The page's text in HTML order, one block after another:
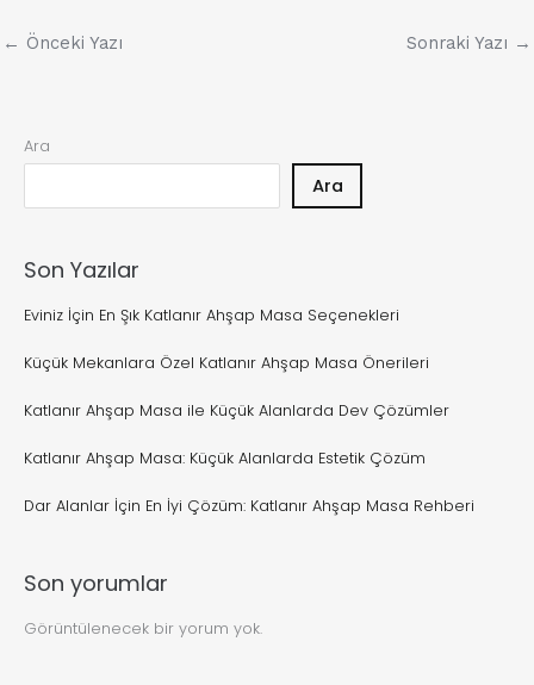
← Önceki Yazı Sonraki Yazı →
Ara
Ara
Son Yazılar
Eviniz İçin En Şık Katlanır Ahşap Masa Seçenekleri
Küçük Mekanlara Özel Katlanır Ahşap Masa Önerileri
Katlanır Ahşap Masa ile Küçük Alanlarda Dev Çözümler
Katlanır Ahşap Masa: Küçük Alanlarda Estetik Çözüm
Dar Alanlar İçin En İyi Çözüm: Katlanır Ahşap Masa Rehberi
Son yorumlar
Görüntülenecek bir yorum yok.